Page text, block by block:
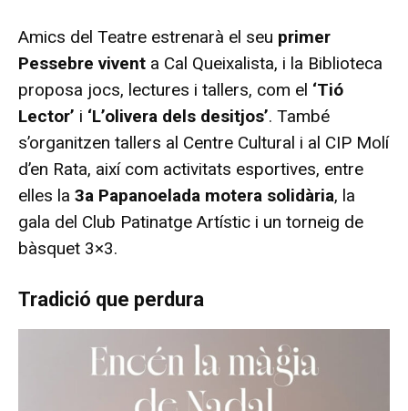
Amics del Teatre estrenarà el seu primer
Pessebre vivent a Cal Queixalista, i la Biblioteca
proposa jocs, lectures i tallers, com el ‘Tió
Lector’ i ‘L’olivera dels desitjos’. També
s’organitzen tallers al Centre Cultural i al CIP Molí
d’en Rata, així com activitats esportives, entre
elles la 3a Papanoelada motera solidària, la
gala del Club Patinatge Artístic i un torneig de
bàsquet 3×3.
Tradició que perdura